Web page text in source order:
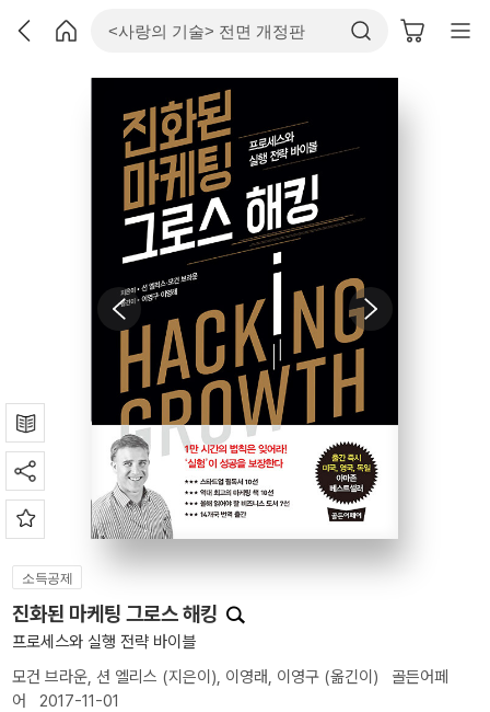
소득공제
진화된 마케팅 그로스 해킹
프로세스와 실행 전략 바이블
모건 브라운, 션 엘리스 (지은이), 이영래, 이영구 (옮긴이) 골든어페
어
2017-11-01